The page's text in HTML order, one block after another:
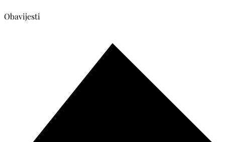
Obavijesti